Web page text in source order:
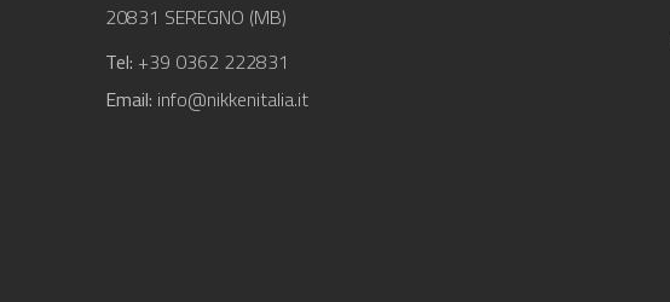
20831 SEREGNO (MB)
Tel: +39 0362 222831
Email: info@nikkenitalia.it